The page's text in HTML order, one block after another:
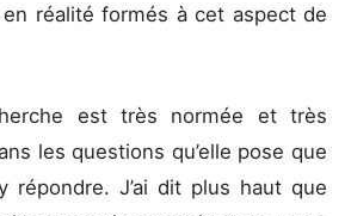
en réalité formés à cet aspect de
est très normée et très
les questions qu’elle pose que
répondre. J’ai dit plus haut que